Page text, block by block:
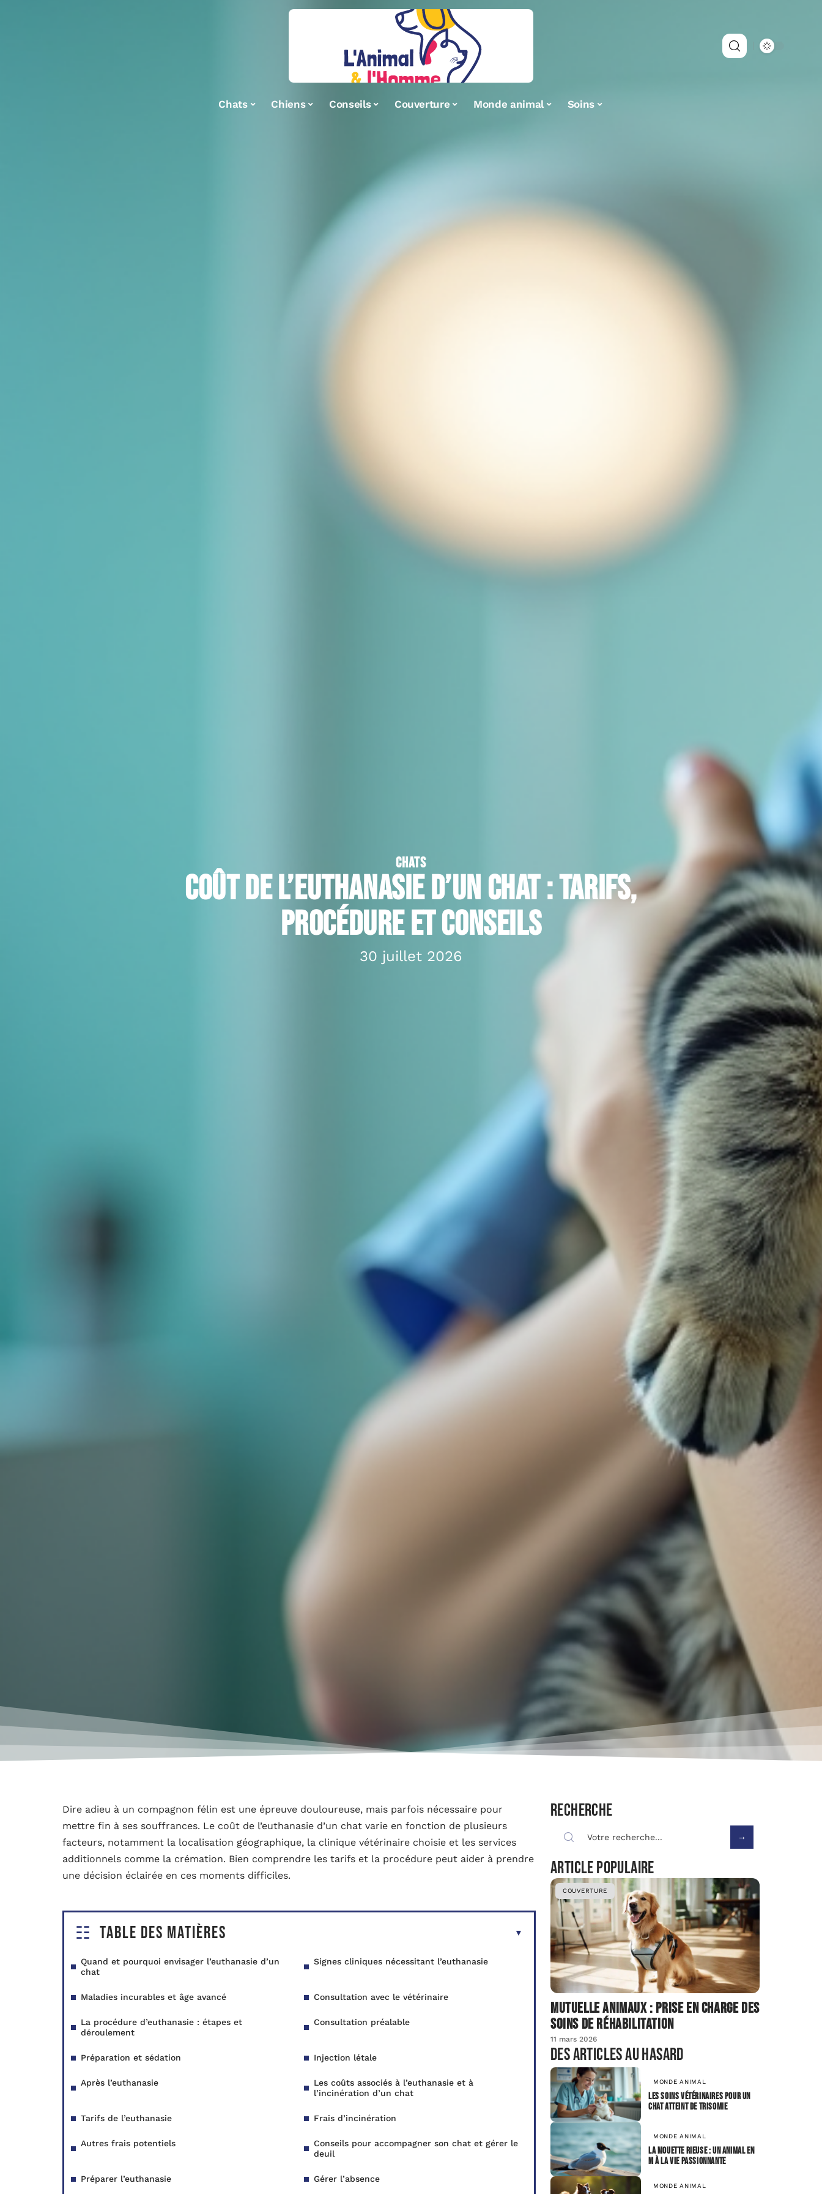
Chats Chiens Conseils Couverture Monde animal Soins
CHATS
Coût de l’euthanasie d’un chat : tarifs,
procédure et conseils
30 juillet 2026
Dire adieu à un compagnon félin est une épreuve douloureuse, mais parfois nécessaire pour
mettre fin à ses souffrances. Le coût de l’euthanasie d’un chat varie en fonction de plusieurs
facteurs, notamment la localisation géographique, la clinique vétérinaire choisie et les services
additionnels comme la crémation. Bien comprendre les tarifs et la procédure peut aider à prendre
une décision éclairée en ces moments difficiles.
Table des matières
Quand et pourquoi envisager l’euthanasie d’un
chat
Signes cliniques nécessitant l’euthanasie
Maladies incurables et âge avancé Consultation avec le vétérinaire
La procédure d’euthanasie : étapes et
déroulement
Consultation préalable
Préparation et sédation Injection létale
Après l’euthanasie
Les coûts associés à l’euthanasie et à
l’incinération d’un chat
Tarifs de l’euthanasie Frais d’incinération
Autres frais potentiels
Conseils pour accompagner son chat et gérer le
deuil
Préparer l’euthanasie Gérer l’absence
Recherche
Article populaire
COUVERTURE
Mutuelle animaux : prise en charge des
soins de réhabilitation
11 mars 2026
Des articles au hasard
MONDE ANIMAL
Les soins vétérinaires pour un
chat atteint de trisomie
MONDE ANIMAL
La mouette rieuse : un animal en
M à la vie passionnante
MONDE ANIMAL